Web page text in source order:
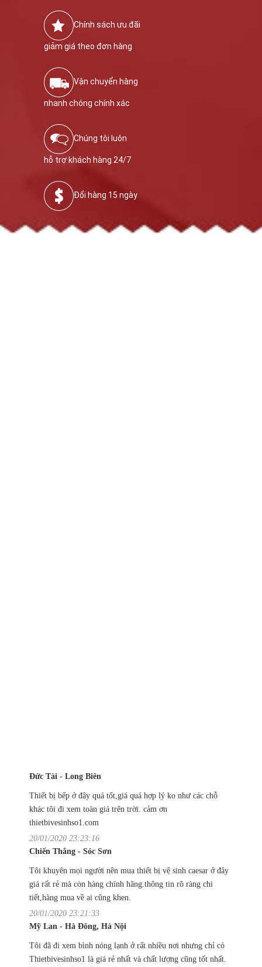
Chính sách ưu đãi
giảm giá theo đơn hàng
Vận chuyển hàng
nhanh chóng chính xác
Chúng tôi luôn
hỗ trợ khách hàng 24/7
Đổi hàng 15 ngày
Đức Tài - Long Biên
Thiết bị bếp ở đây quá tốt,giá quá hợp lý ko như các chỗ
khác tôi đi xem toàn giá trên trời. cảm ơn
thietbivesinhso1.com
20/01/2020 23:23:16
Chiến Thắng - Sóc Sơn
Tôi khuyên mọi người nên mua thiết bị vệ sinh caesar ở đây
giá rất rẻ mà còn hàng chính hãng.thông tin rõ ràng chi
tiết,hàng mua về ai cũng khen.
20/01/2020 23:21:33
Mỹ Lan - Hà Đông, Hà Nội
Tôi đã đi xem bình nóng lạnh ở rất nhiều nơi nhưng chỉ có
Thietbivesinhso1 là giá rẻ nhất và chất lượng cũng tốt nhất.